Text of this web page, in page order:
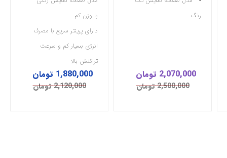
رنگ
2,070,000 تومان
2,500,000 تومان
با وزن کم
دارای پرینتر سریع با مصرف
انرژی بسیار کم و سرعت
تراکنش بالا
دستگاهی مقرون به صرفه است
که به 3 حساب بانکی متصل می
1,880,000 تومان
2,120,000 تومان